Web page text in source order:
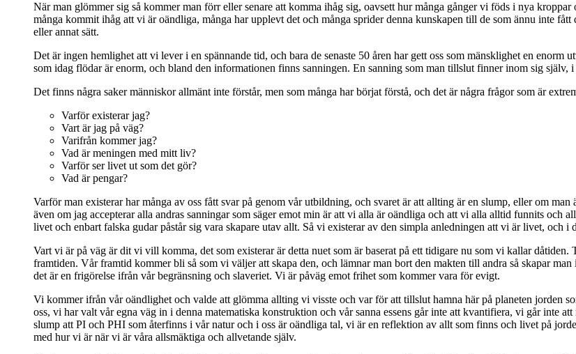
När man glömmer sig så kommer man förr eller senare att komma ihåg sig, oavsett hur många gånger vi föds i nya
många kommit ihåg att vi är oändliga, många har upplevt det och många sprider denna kunskapen till de som ännu inte
eller annat sätt.
Det är ingen hemlighet att vi lever i en spännande tid, och bara de senaste 50 åren har gett oss som mänsklighet en
som idag flödar är enorm, och bland den informationen finns sanningen. En sanning som man tillslut finner inom sig
Det finns några saker människor allmänt inte förstår, men som många har börjat förstå, och det är några frågor som är
Varför existerar jag?
Vart är jag på väg?
Varifrån kommer jag?
Vad är meningen med mitt liv?
Varför ser livet ut som det gör?
Vad är pengar?
Varför man existerar har många av oss fått svar på genom vår utbildning, och svaret är att allting är en slump, eller om
även om jag accepterar alla andras sanningar som säger emot min är att vi alla är oändliga och att vi alla alltid funnits
livet och enbart falska gudar påstår sig vara skapare utav allt. Så vi existerar av den simpla anledningen att vi är livet, och
Vart vi är på väg är dit vi vill komma, det som existerar är detta nuet som är baserat på ett tidigare nu som vi kallar
framtiden. Vår framtid kommer bli så som vi väljer att skapa den, och lämnar man bort den makten till andra så skapar
det är en frigörelse ifrån vår begränsning och slaveriet. Vi är påväg emot frihet som kommer vara för evigt.
Vi kommer ifrån vår oändlighet och valde att glömma allting vi visste och var för att tillslut hamna här på planeten jorden
oss, vi har valt vår egna väg in i denna matematiska konstruktion och vår sanna essens går inte att kvantifiera, vi går inte
slump att PI och PHI som återfinns i vår natur och i oss är oändliga tal, vi är en reflektion av allt som finns och livet på
med hur vi är när vi är våra allsmäktiga och allvetande själv.